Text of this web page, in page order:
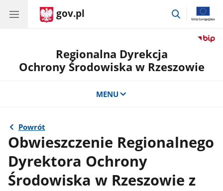
gov.pl
przejdź
Regionalna Dyrekcja
Ochrony Środowiska w Rzeszowie
MENU
Powrót
Obwieszczenie Regionalnego
Dyrektora Ochrony
Środowiska w Rzeszowie z